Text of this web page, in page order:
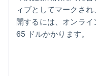
ィブとしてマークさ
開するには、オンラ
65 ドルかかります。